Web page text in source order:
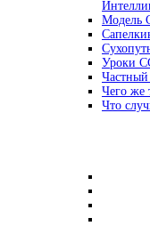
Модель
Уроки
Чего же
Что